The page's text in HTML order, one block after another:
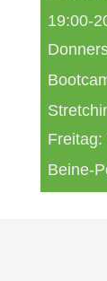
19:00-
Beine-